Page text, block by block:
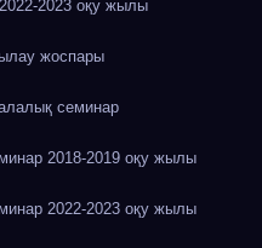
2023 оқу жылы
жоспары
семинар
2018-2019 оқу жылы
2022-2023 оқу жылы